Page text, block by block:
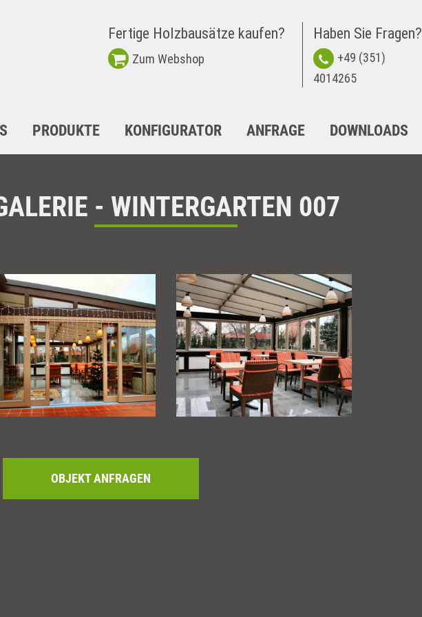
Fertige Holzbausätze kaufen?
Zum Webshop
Haben Sie Fragen?
+49 (351)
4014265
PRODUKTE KONFIGURATOR ANFRAGE DOWNLOADS
- WINTERGARTEN 007
OBJEKT ANFRAGEN